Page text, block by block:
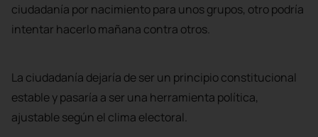
ciudadanía por nacimiento para unos grupos, otro podría
intentar hacerlo mañana contra otros.
La ciudadanía dejaría de ser un principio constitucional
estable y pasaría a ser una herramienta política,
ajustable según el clima electoral.